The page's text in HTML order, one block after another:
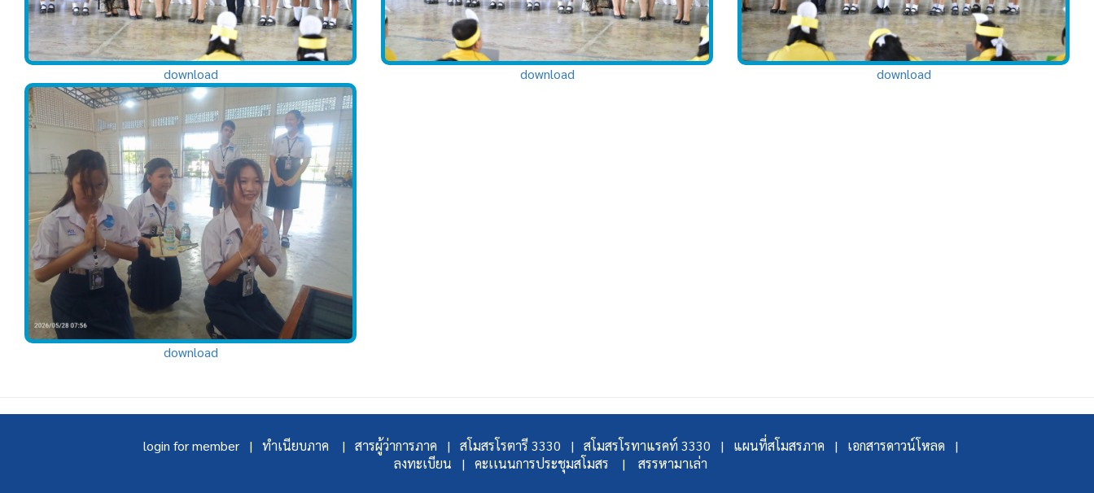
download download download
download
login for member | ทำเนียบภาค | สารผู้ว่าการภาค | สโมสรโรตารี 3330 | สโมสรโรทาแรคท์ 3330 | แผนที่สโมสรภาค |
เอกสารดาวน์โหลด |
ลงทะเบียน |
คะเเนนการประชุมสโมสร | สรรหามาเล่า